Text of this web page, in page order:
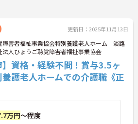
更新日：2025年11月13日
障害者福祉事業協会特別養護老人ホーム 淡路
法人ひょうご聴覚障害者福祉事業協会
】資格・経験不問！賞与3.5ヶ
護老人ホームでの介護職《正
万円～程度